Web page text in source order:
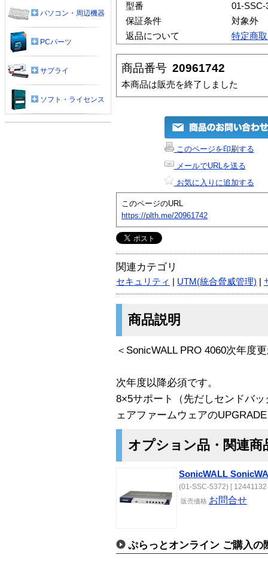
型番
01-SSC-
保証条件
対象外
返品について
特定商
商品番号 20961742
本商品は販売を終了しました
このページを印刷する
メールでURLを送る
お気に入りに追加する
このページのURL
https://plth.me/20961742
関連カテゴリ
セキュリティ UTM(統合脅威管理)
商品説明
＜SonicWALL PRO 4060次年度
次年度以降必須です。
8×5サポート（先だしセンドバ
ェアファームウェアの
オプション品・関連商
SonicWALL
(01-SSC-5372) [ 12441132
販売価格 お問合せ
ぷらっとオンライン ご購入の
パソコン・周辺機器
PCパーツ
サプライ
ソフト・ライセンス